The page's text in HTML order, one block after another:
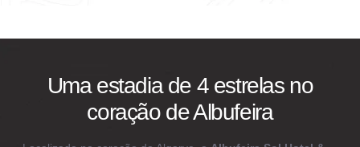
Uma estadia de 4 estrelas no
coração de Albufeira